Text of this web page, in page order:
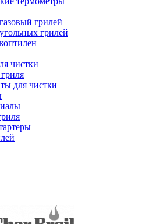
грилей
грилей
чистки
для чистки